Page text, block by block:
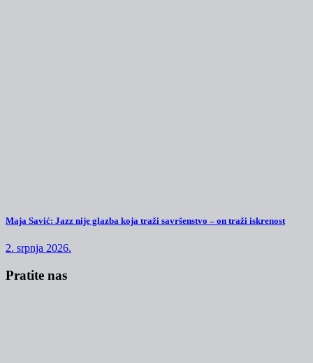
Maja Savić: Jazz nije glazba koja traži savršenstvo – on traži iskrenost
2. srpnja 2026.
Pratite nas